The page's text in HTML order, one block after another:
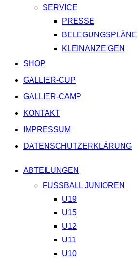
SERVICE
PRESSE
BELEGUNGSPLÄNE
KLEINANZEIGEN
SHOP
GALLIER-CUP
GALLIER-CAMP
KONTAKT
IMPRESSUM
DATENSCHUTZERKLÄRUNG
ABTEILUNGEN
FUSSBALL JUNIOREN
U19
U15
U12
U11
U10